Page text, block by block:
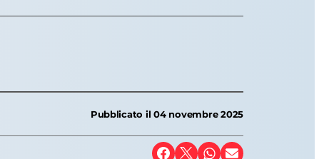
Pubblicato il04 novembre 2025